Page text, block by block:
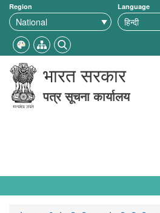
Region Language
भारत सरकार
पत्र सूचना कार्यालय